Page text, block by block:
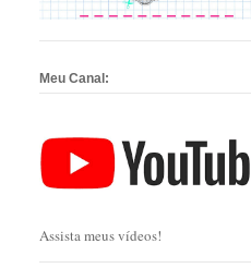
Meu Canal:
Assista meus vídeos!